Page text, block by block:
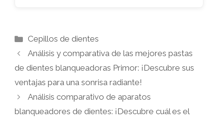
Categorías
Cepillos de dientes
Análisis y comparativa de las mejores pastas
de dientes blanqueadoras Primor: ¡Descubre sus
ventajas para una sonrisa radiante!
Análisis comparativo de aparatos
blanqueadores de dientes: ¡Descubre cuál es el